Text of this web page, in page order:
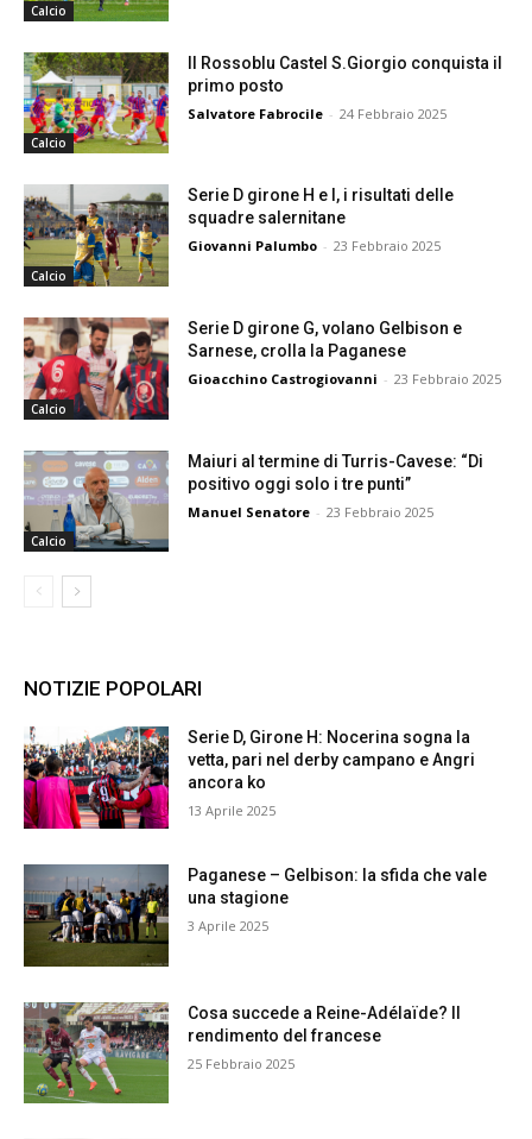
Calcio
Calcio
Il Rossoblu Castel S.Giorgio conquista il
primo posto
Salvatore Fabrocile - 24 Febbraio 2025
Calcio
Serie D girone H e I, i risultati delle
squadre salernitane
Giovanni Palumbo - 23 Febbraio 2025
Calcio
Serie D girone G, volano Gelbison e
Sarnese, crolla la Paganese
Gioacchino Castrogiovanni - 23 Febbraio 2025
Calcio
Maiuri al termine di Turris-Cavese: “Di
positivo oggi solo i tre punti”
Manuel Senatore - 23 Febbraio 2025
NOTIZIE POPOLARI
Serie D, Girone H: Nocerina sogna la
vetta, pari nel derby campano e Angri
ancora ko
13 Aprile 2025
Paganese – Gelbison: la sfida che vale
una stagione
3 Aprile 2025
Cosa succede a Reine-Adélaïde? Il
rendimento del francese
25 Febbraio 2025